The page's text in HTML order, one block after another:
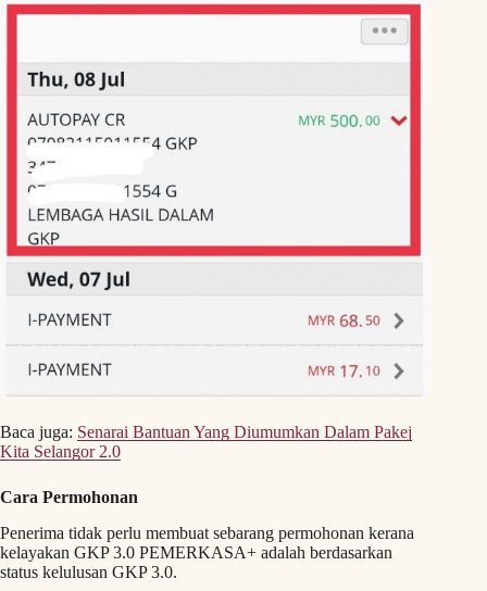
Baca juga: Senarai Bantuan Yang Diumumkan Dalam Pakej
Kita Selangor 2.0
Cara Permohonan
Penerima tidak perlu membuat sebarang permohonan kerana
kelayakan GKP 3.0 PEMERKASA+ adalah berdasarkan
status kelulusan GKP 3.0.